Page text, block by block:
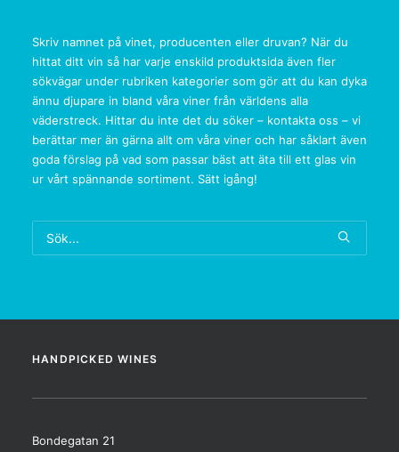
Skriv namnet på vinet, producenten eller druvan? När du
hittat ditt vin så har varje enskild produktsida även fler
sökvägar under rubriken kategorier som gör att du kan dyka
ännu djupare in bland våra viner från världens alla
väderstreck. Hittar du inte det du söker – kontakta oss – vi
berättar mer än gärna allt om våra viner och har såklart även
goda förslag på vad som passar bäst att äta till ett glas vin
ur vårt spännande sortiment. Sätt igång!
HANDPICKED WINES
Bondegatan 21